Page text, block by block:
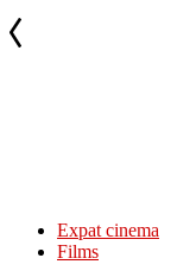
Expat cinema
Films